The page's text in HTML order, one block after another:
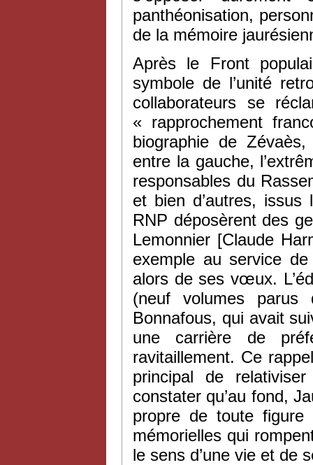
panthéonisation,
de la mémoire
Après le Front
symbole de l’unité
collaborateurs se
« rapprochement
biographie de
entre la gauche,
responsables du
et bien d’autres,
RNP déposèrent des
Lemonnier [Claude
exemple au service de
alors de ses vœux.
(neuf volumes parus
Bonnafous, qui avait
une carrière de
ravitaillement. Ce
principal de
constater qu’au fond,
propre de toute figure
mémorielles qui
le sens d’une vie et de